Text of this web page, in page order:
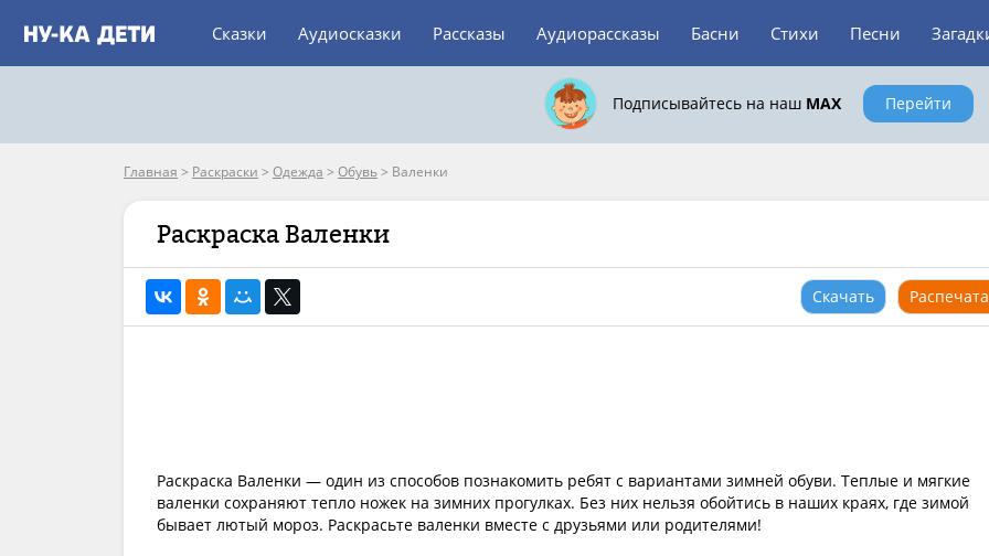
Сказки Аудиосказки Рассказы Аудиорассказы Басни Стихи Песни
Подписывайтесь на наш MAX Перейти
Главная > Раскраски > Одежда > Обувь> Валенки
Раскраска Валенки
Скачать
Раскраска Валенки — один из способов познакомить ребят с вариантами зимней обуви. Теплые и мягкие
валенки сохраняют тепло ножек на зимних прогулках. Без них нельзя обойтись в наших краях, где зимой
бывает лютый мороз. Раскрасьте валенки вместе с друзьями или родителями!